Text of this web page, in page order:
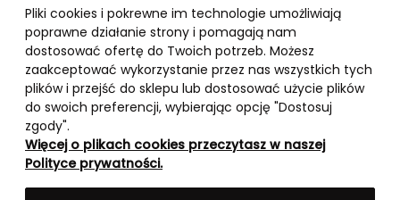
O NAS
Pliki cookies i pokrewne im technologie umożliwiają
poprawne działanie strony i pomagają nam
dostosować ofertę do Twoich potrzeb. Możesz
zaakceptować wykorzystanie przez nas wszystkich tych
plików i przejść do sklepu lub dostosować użycie plików
do swoich preferencji, wybierając opcję "Dostosuj
zgody".
Więcej o plikach cookies przeczytasz w naszej
Polityce prywatności.